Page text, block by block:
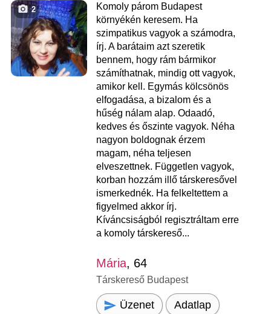
2
Komoly párom Budapest
környékén keresem. Ha
szimpatikus vagyok a számodra,
írj. A barátaim azt szeretik
bennem, hogy rám bármikor
számíthatnak, mindig ott vagyok,
amikor kell. Egymás kölcsönös
elfogadása, a bizalom és a
hűség nálam alap. Odaadó,
kedves és őszinte vagyok. Néha
nagyon boldognak érzem
magam, néha teljesen
elveszettnek. Független vagyok,
korban hozzám illő társkeresővel
ismerkednék. Ha felkeltettem a
figyelmed akkor írj.
Kíváncsiságból regisztráltam erre
a komoly társkereső...
Mária, 64
Társkereső Budapest
Üzenet Adatlap